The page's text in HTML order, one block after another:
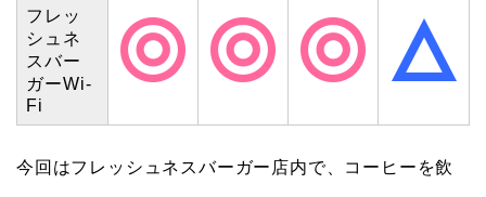
フレッ
シュネ
スバー
ガーWi-
Fi
今回はフレッシュネスバーガー店内で、コーヒーを飲